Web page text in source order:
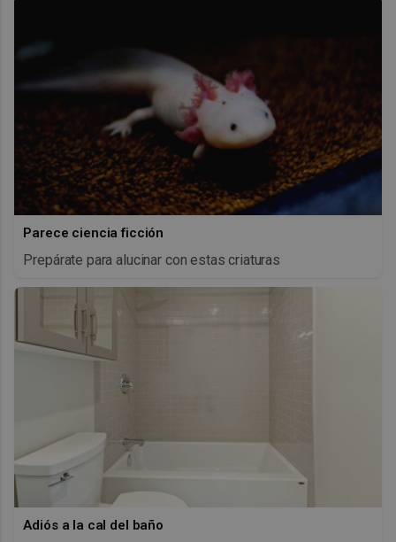
Parece ciencia ficción
Prepárate para alucinar con estas criaturas
Adiós a la cal del baño